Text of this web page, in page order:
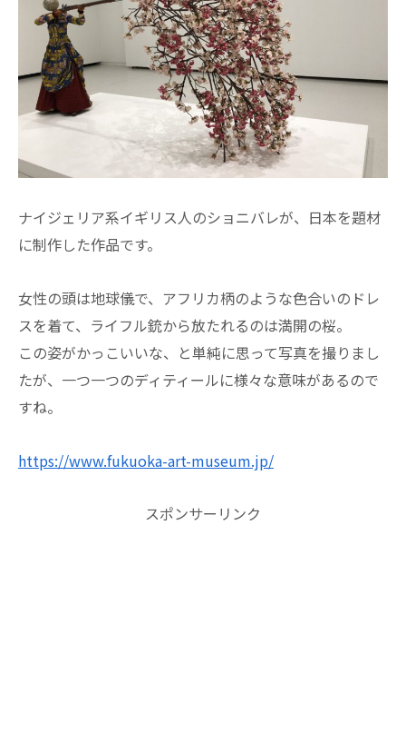
ナイジェリア系イギリス人のショニバレが、日本を題材
に制作した作品です。
女性の頭は地球儀で、アフリカ柄のような色合いのドレ
スを着て、ライフル銃から放たれるのは満開の桜。
この姿がかっこいいな、と単純に思って写真を撮りまし
たが、一つ一つのディティールに様々な意味があるので
すね。
https://www.fukuoka-art-museum.jp/
スポンサーリンク